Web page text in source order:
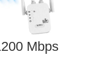
Mbps